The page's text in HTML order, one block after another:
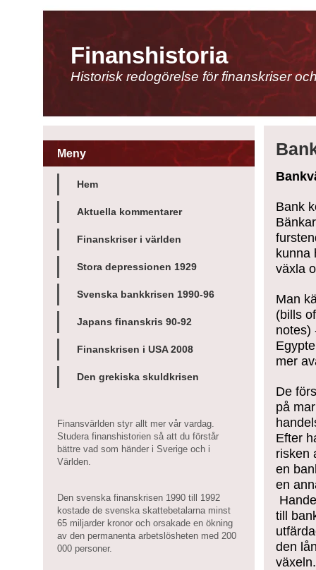
Finanshistoria
Historisk redogörelse för finanskriser
Meny
Hem
Aktuella kommentarer
Finanskriser i världen
Stora depressionen 1929
Svenska bankkrisen 1990-96
Japans finanskris 90-92
Finanskrisen i USA 2008
Den grekiska skuldkrisen
Finansvärlden styr allt mer vår vardag.
Studera finanshistorien så att du förstår
bättre vad som händer i Sverige och i
Världen.
Den svenska finanskrisen 1990 till 1992
kostade de svenska skattebetalarna minst
65 miljarder kronor och orsakade en ökning
av den permanenta arbetslösheten med 200
000 personer.
Bank
kunna
växla
Man
(bills
notes)
mer
De
på
Efter
risken
en
en
till
den
växeln.